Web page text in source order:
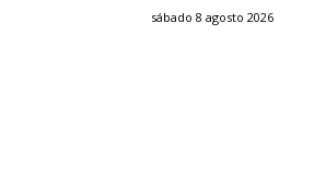
sábado 8 agosto 2026